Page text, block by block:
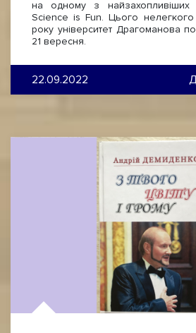
на одному з найзахопливіших
Science is Fun. Цього
року університет Драгоманова
21 вересня.
22.09.2022